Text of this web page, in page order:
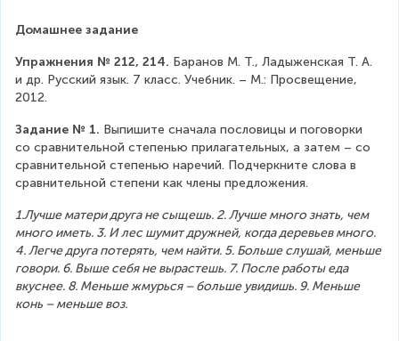
Домашнее задание
Упражнения № 212, 214. Баранов М. Т., Ладыженская Т. А.
и др. Русский язык. 7 класс. Учебник. – М.: Просвещение,
2012.
Задание № 1. Выпишите сначала пословицы и поговорки
со сравнительной степенью прилагательных, а затем – со
сравнительной степенью наречий. Подчеркните слова в
сравнительной степени как члены предложения.
1.Лучше матери друга не сыщешь. 2. Лучше много знать, чем
много иметь. 3. И лес шумит дружней, когда деревьев много.
4. Легче друга потерять, чем найти. 5. Больше слушай, меньше
говори. 6. Выше себя не вырастешь. 7. После работы еда
вкуснее. 8. Меньше жмурься – больше увидишь. 9. Меньше
конь – меньше воз.